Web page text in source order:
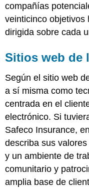
compañías
veinticinco objetivos
dirigida sobre cada
Sitios web de
Según el sitio web
a sí misma como
centrada en el
electrónico. Si
Safeco Insurance,
describa sus
y un ambiente de
comunitario y
amplia base de